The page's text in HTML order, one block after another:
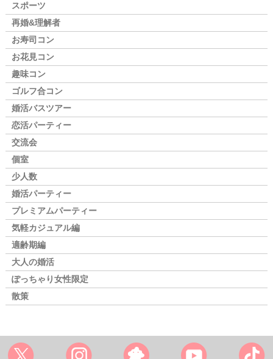
スポーツ
再婚&理解者
お寿司コン
お花見コン
趣味コン
ゴルフ合コン
婚活バスツアー
恋活パーティー
交流会
個室
少人数
婚活パーティー
プレミアムパーティー
気軽カジュアル編
適齢期編
大人の婚活
ぽっちゃり女性限定
散策